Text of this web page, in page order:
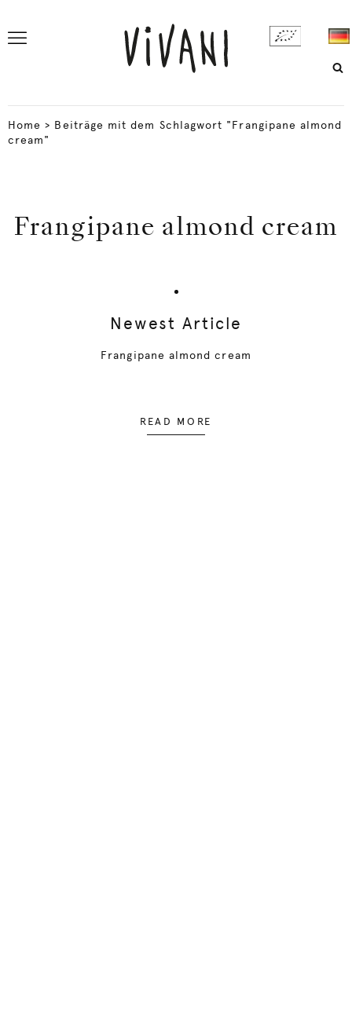
Home > Beiträge mit dem Schlagwort "Frangipane almond
cream"
Frangipane almond cream
Newest Article
Frangipane almond cream
READ MORE